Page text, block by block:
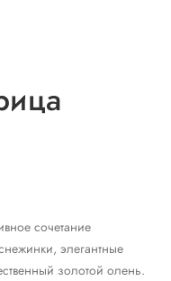
сочетание
элегантные
золотой олень.